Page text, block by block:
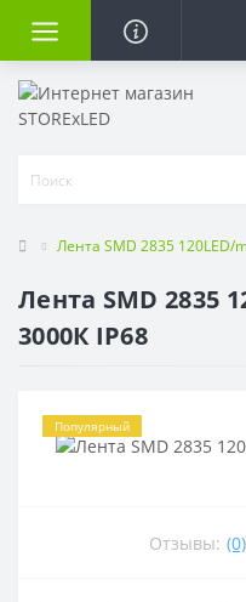
Лента SMD 2835 120LED/
Лента SMD 2835
3000К IP68
Популярный
Отзывы: (0)